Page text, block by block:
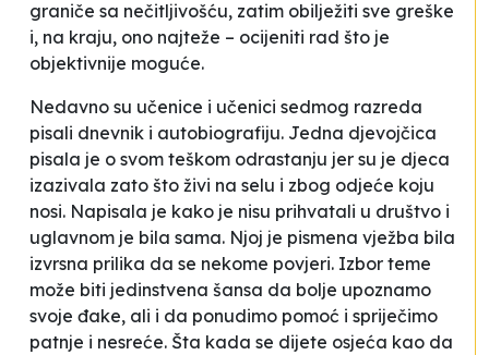
graniče sa nečitljivošću, zatim obilježiti sve greške
i, na kraju, ono najteže – ocijeniti rad što je
objektivnije moguće.
Nedavno su učenice i učenici sedmog razreda
pisali dnevnik i autobiografiju. Jedna djevojčica
pisala je o svom teškom odrastanju jer su je djeca
izazivala zato što živi na selu i zbog odjeće koju
nosi. Napisala je kako je nisu prihvatali u društvo i
uglavnom je bila sama. Njoj je pismena vježba bila
izvrsna prilika da se nekome povjeri. Izbor teme
može biti jedinstvena šansa da bolje upoznamo
svoje đake, ali i da ponudimo pomoć i spriječimo
patnje i nesreće. Šta kada se dijete osjeća kao da